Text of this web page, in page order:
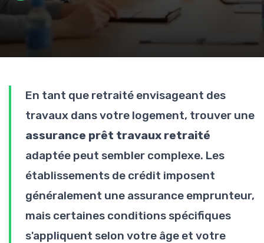
En tant que retraité envisageant des
travaux dans votre logement, trouver une
assurance prêt travaux retraité
adaptée peut sembler complexe. Les
établissements de crédit imposent
généralement une assurance emprunteur,
mais certaines conditions spécifiques
s'appliquent selon votre âge et votre